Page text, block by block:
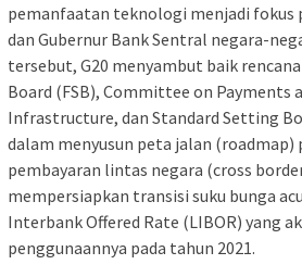
pemanfaatan teknologi menjadi fokus
dan Gubernur Bank Sentral negara-
tersebut, G20 menyambut baik
Board (FSB), Committee on Payments
Infrastructure, dan Standard Setting
dalam menyusun peta jalan (roadmap)
pembayaran lintas negara (cross
mempersiapkan transisi suku bunga
Interbank Offered Rate (LIBOR) yang
penggunaannya pada tahun 2021.